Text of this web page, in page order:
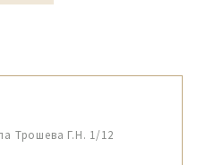
Трошева Г.Н. 1/12